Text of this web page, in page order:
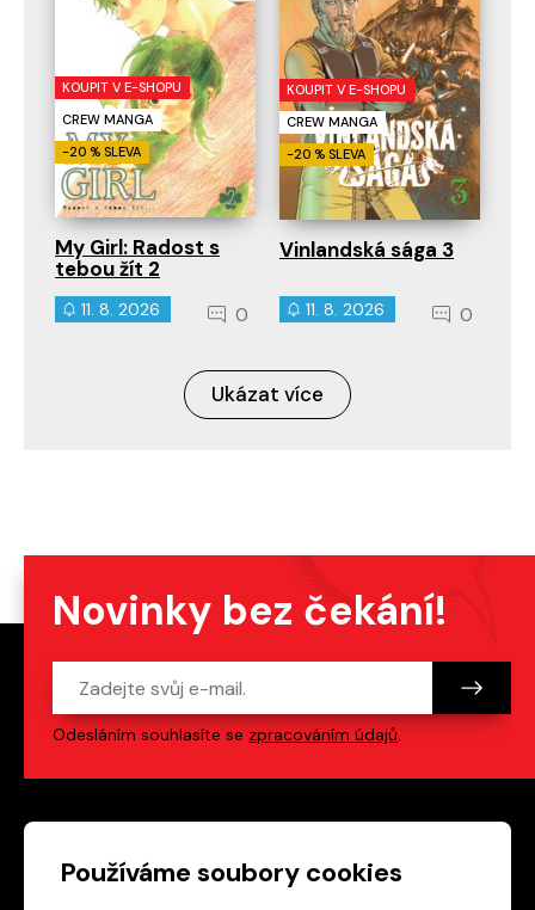
Používáme soubory cookies
KOUPIT V E-SHOPU
CREW MANGA
-20 % SLEVA
My Girl: Radost s
tebou žít 2
11. 8. 2026 0
KOUPIT V E-SHOPU
CREW MANGA
-20 % SLEVA
Vinlandská sága 3
11. 8. 2026 0
Ukázat více
Novinky bez čekání!
Odesláním souhlasíte se zpracováním údajů.
Patička webu Odkazy na sociální